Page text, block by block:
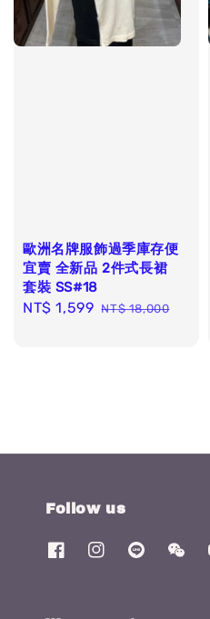
歐洲名牌服飾過季庫存便
宜賣 全新品 2件式長裙
套裝 SS#18
Sale
NT$ 1,599 Regular
NT$ 18,000
Follow us